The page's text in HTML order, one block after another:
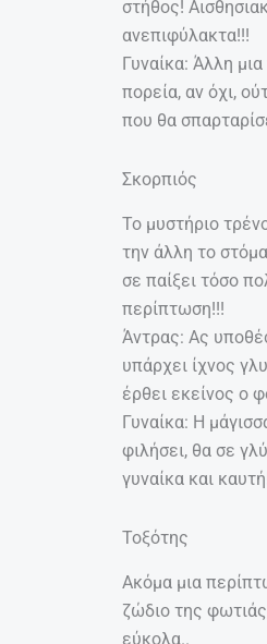
στήθος!
ανεπιφύλακτα!!!
Γυναίκα: Άλλη
πορεία, αν όχι,
που θα
Σκορπιός
Το μυστήριο
την άλλη το
σε παίξει τόσο
περίπτωση!!!
Άντρας: Ας
υπάρχει ίχνος
έρθει εκείνος ο
Γυναίκα: Η
φιλήσει, θα σε
γυναίκα και
Τοξότης
Ακόμα μια
ζώδιο της
εύκολα..